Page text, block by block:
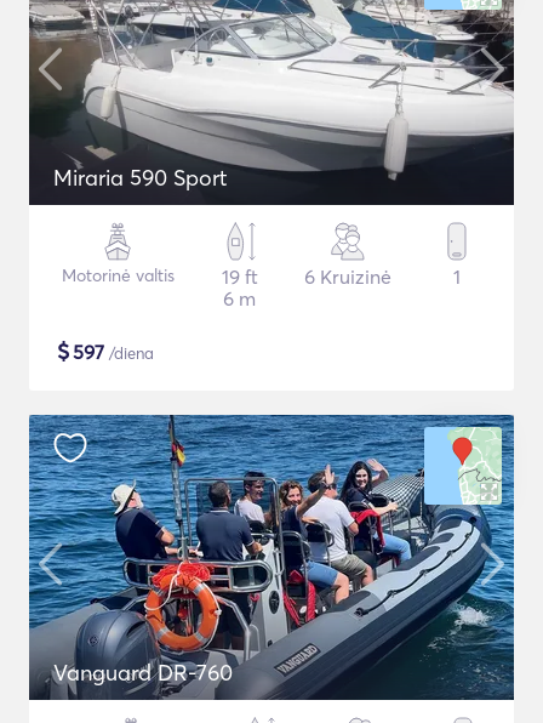
Miraria 590 Sport
Motorinė valtis
19 ft
6 m
6 Kruizinė 1
$597 /diena
Vanguard DR-760